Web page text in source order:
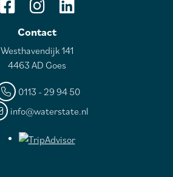
Contact
Westhavendijk 141
4463 AD Goes
0113 - 29 94 50
info@waterstate.nl